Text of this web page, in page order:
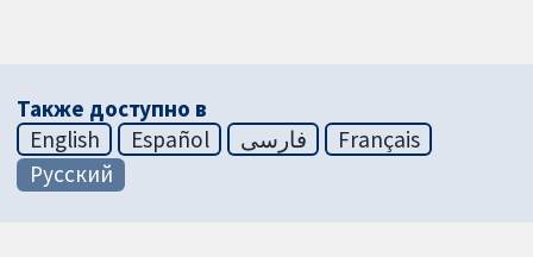
Также доступно в
English
Español فارسی
Français
Русский